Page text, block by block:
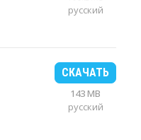
русский
СКАЧАТЬ
143 MB
русский